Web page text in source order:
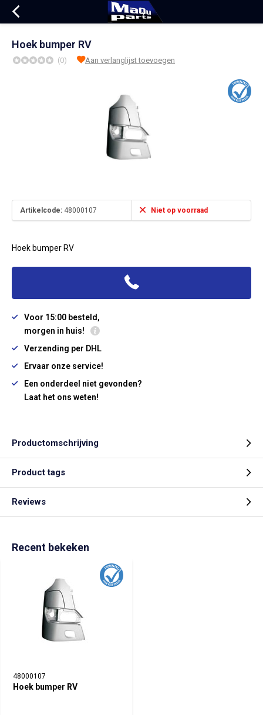
Hoek bumper RV
(0) Aan verlanglijst toevoegen
Artikelcode: 48000107 Niet op voorraad
Hoek bumper RV
Voor 15:00 besteld,
morgen in huis!
Verzending per DHL
Ervaar onze service!
Een onderdeel niet gevonden?
Laat het ons weten!
Productomschrijving
Product tags
Reviews
Recent bekeken
48000107
Hoek bumper RV